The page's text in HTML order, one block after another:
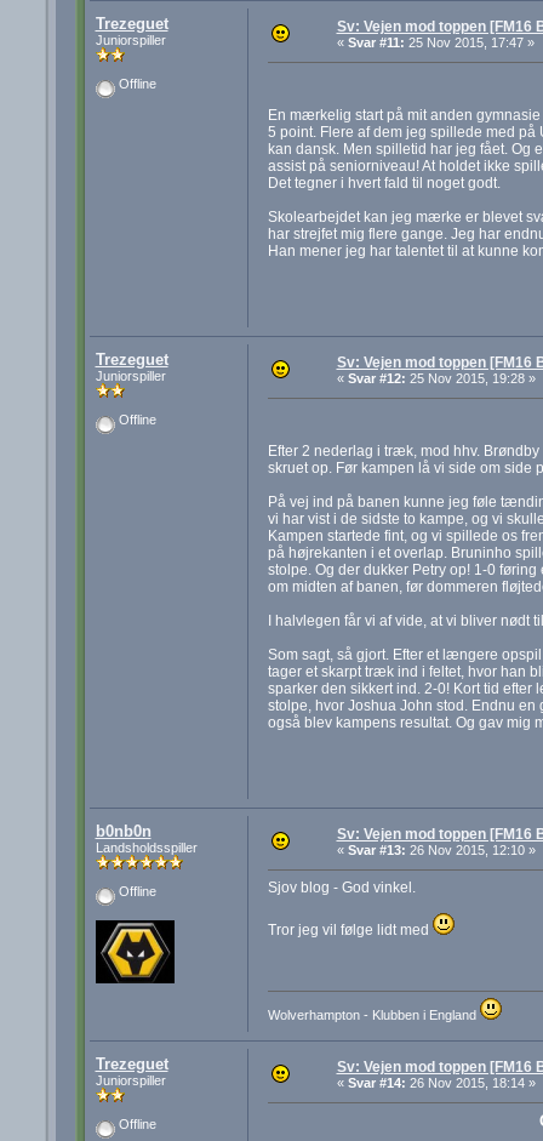
Trezeguet
Juniorspiller
Offline
Sv: Vejen mod toppen [FM16
« Svar #11: 25 Nov 2015, 17:47 »
En mærkelig start på mit anden
5 point. Flere af dem jeg spillede med
kan dansk. Men spilletid har jeg fået. Og
assist på seniorniveau! At holdet ikke
Det tegner i hvert fald til noget godt.
Skolearbejdet kan jeg mærke er blevet
har strejfet mig flere gange. Jeg har
Han mener jeg har talentet til at kunne
Trezeguet
Juniorspiller
Offline
Sv: Vejen mod toppen [FM16
« Svar #12: 25 Nov 2015, 19:28 »
Efter 2 nederlag i træk, mod hhv.
skruet op. Før kampen lå vi side om side
På vej ind på banen kunne jeg føle
vi har vist i de sidste to kampe, og vi
Kampen startede fint, og vi spillede os
på højrekanten i et overlap. Bruninho
stolpe. Og der dukker Petry op! 1-0
om midten af banen, før dommeren
I halvlegen får vi af vide, at vi bliver nødt
Som sagt, så gjort. Efter et længere
tager et skarpt træk ind i feltet, hvor han
sparker den sikkert ind. 2-0! Kort tid
stolpe, hvor Joshua John stod. Endnu
også blev kampens resultat. Og gav mig
b0nb0n
Landsholdsspiller
Offline
Sv: Vejen mod toppen [FM16
« Svar #13: 26 Nov 2015, 12:10 »
Sjov blog - God vinkel.
Tror jeg vil følge lidt med
Wolverhampton - Klubben i England
Trezeguet
Juniorspiller
Offline
Sv: Vejen mod toppen [FM16
« Svar #14: 26 Nov 2015, 18:14 »